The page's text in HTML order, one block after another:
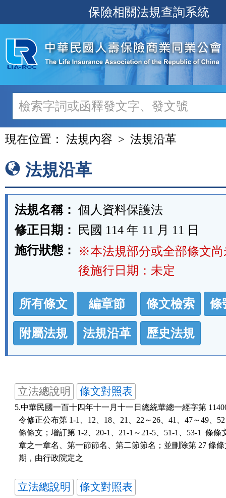
至
主
內
容
保險相關法規查詢系統
現在位置： 法規內容 法規沿革
法規沿革
法規名稱： 個人資料保護法
修正日期：
民國 114 年 11 月 11 日
施行狀態：
※本法規部分或全部條文尚
後施行日期：未定
法
規
功
能
按
區
所有條文 編章節 條文檢索 條
附屬法規 法規沿革 歷史法規
立法總說明 條文對照表
5.中華民國一百十四年十一月十一日總統華總一經字第
令修正公布第 1-1、12、18、21、22～26、41、47～49、
條條文；增訂第 1-2、20-1、21-1～21-5、51-1、53-1  條條
章之一章名、第一節節名、第二節節名；並刪除第 27 條
  期，由行政院定之
立法總說明 條文對照表